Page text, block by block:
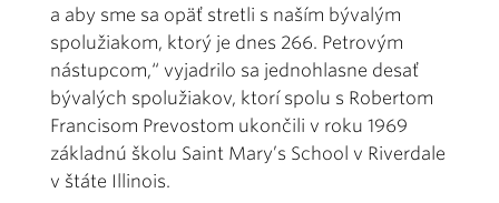
a aby sme sa opäť stretli s naším bývalým
spolužiakom, ktorý je dnes 266. Petrovým
nástupcom,“ vyjadrilo sa jednohlasne desať
bývalých spolužiakov, ktorí spolu s Robertom
Francisom Prevostom ukončili v roku 1969
základnú školu Saint Mary’s School v Riverdale
v štáte Illinois.